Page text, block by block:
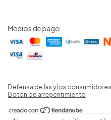
Medios de pago
Defensa de las y los
Botón de arrepentimiento